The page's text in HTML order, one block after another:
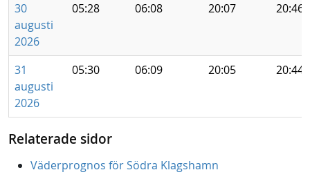
30
augusti
2026
05:28 06:08 20:07 20:46
31
augusti
2026
05:30 06:09 20:05 20:44
Relaterade sidor
Väderprognos för Södra Klagshamn